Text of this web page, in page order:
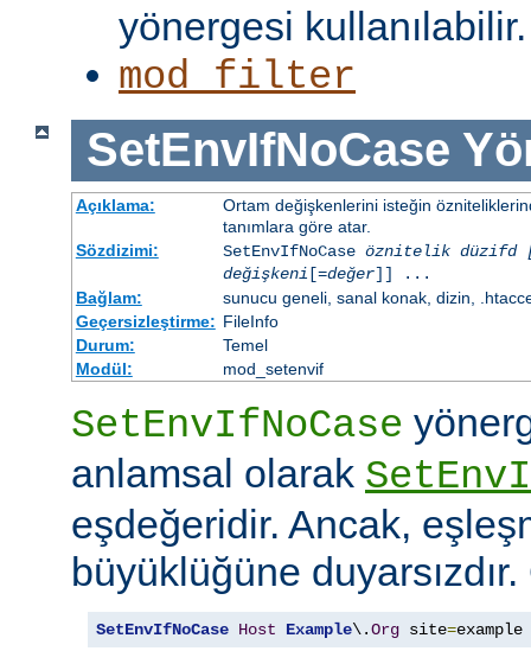
yönergesi kullanılabilir.
mod_filter
SetEnvIfNoCase
Açıklama:
Ortam değişkenlerini isteğin
tanımlara göre atar.
Sözdizimi:
SetEnvIfNoCase öznitelik düzifd
değişkeni [=değer]] ...
Bağlam:
sunucu geneli, sanal konak, dizin,
Geçersizleştirme: FileInfo
Durum:
Temel
Modül:
mod_setenvif
SetEnvIfNoCase
anlamsal olarak
eşdeğeridir. Ancak,
büyüklüğüne
SetEnvIfNoCase Host Example\.Org site=example